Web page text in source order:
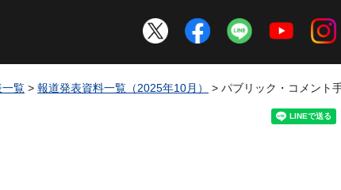
一覧 > 報道発表資料一覧（2025年10月） > パブリック・コメント